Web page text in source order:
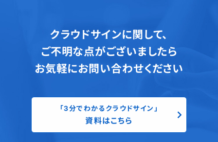
クラウドサインに関して、
ご不明な点がございましたら
お気軽にお問い合わせください
「3分でわかるクラウドサイン」
資料はこちら